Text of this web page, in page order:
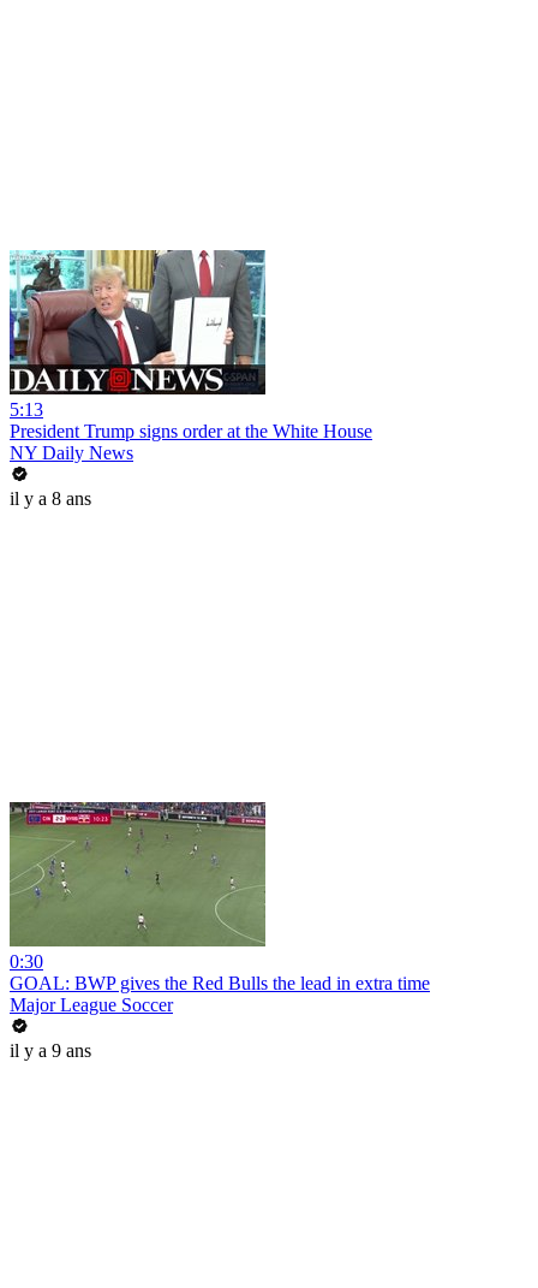
5:13
President Trump signs order at the White House
NY Daily News
il y a 8 ans
0:30
GOAL: BWP gives the Red Bulls the lead in extra time
Major League Soccer
il y a 9 ans